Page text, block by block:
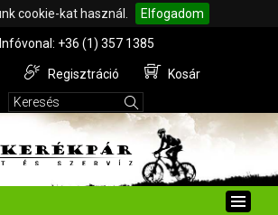
cookie-kat használ. Elfogadom
Infóvonal: +36 (1) 357 1385
Regisztráció Kosár
Toggle